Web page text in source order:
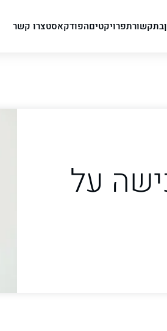
בתקשורתפרויקטיםהפודקאסטצרו קשר
על